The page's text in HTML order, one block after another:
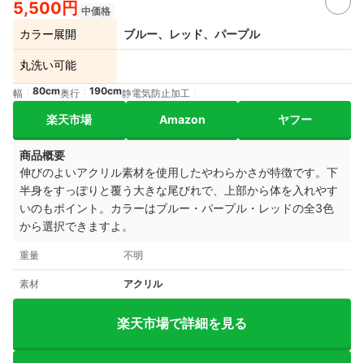
5,500円 中価格
カラー展開 ブルー、レッド、パープル
丸洗い可能
幅 80cm奥行 190cm静電気防止加工
楽天市場 Amazon ヤフー
商品概要
伸びのよいアクリル素材を使用したやわらかさが特徴です。下
半身をすっぽりと覆う大きな尾びれで、上部から体を入れやす
いのもポイント。カラーはブルー・パープル・レッドの全3色
から選択できますよ。
重量 不明
素材 アクリル
楽天市場で詳細を見る